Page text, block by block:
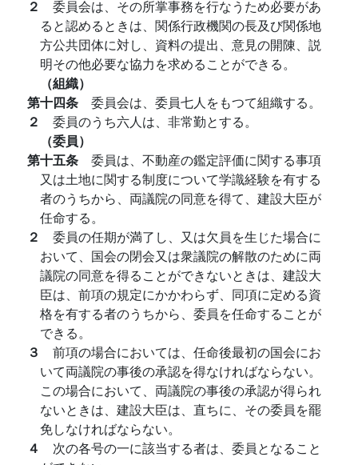
２ 委員会は、その所掌事務を行なうため必要があ
ると認めるときは、関係行政機関の長及び関係地
方公共団体に対し、資料の提出、意見の開陳、説
明その他必要な協力を求めることができる。
（組織）
第十四条 委員会は、委員七人をもつて組織する。
２ 委員のうち六人は、非常勤とする。
（委員）
第十五条 委員は、不動産の鑑定評価に関する事項
又は土地に関する制度について学識経験を有する
者のうちから、両議院の同意を得て、建設大臣が
任命する。
２ 委員の任期が満了し、又は欠員を生じた場合に
おいて、国会の閉会又は衆議院の解散のために両
議院の同意を得ることができないときは、建設大
臣は、前項の規定にかかわらず、同項に定める資
格を有する者のうちから、委員を任命することが
できる。
３ 前項の場合においては、任命後最初の国会にお
いて両議院の事後の承認を得なければならない。
この場合において、両議院の事後の承認が得られ
ないときは、建設大臣は、直ちに、その委員を罷
免しなければならない。
４ 次の各号の一に該当する者は、委員となること